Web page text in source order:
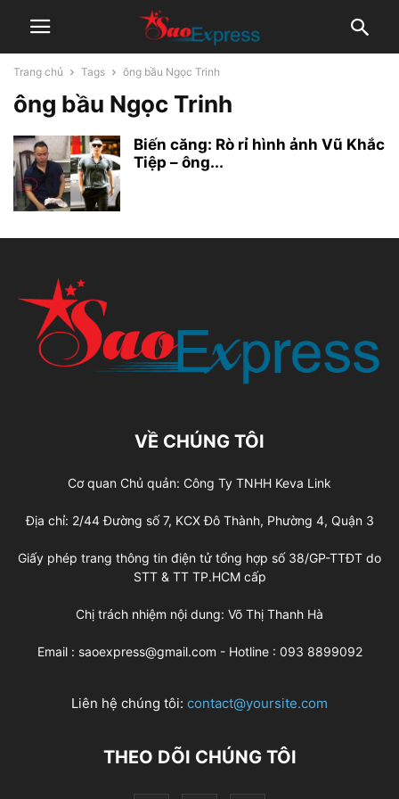
Trang chủ Tags ông bầu Ngọc Trinh
ông bầu Ngọc Trinh
Biến căng: Rò rỉ hình ảnh Vũ Khắc
Tiệp – ông...
VỀ CHÚNG TÔI
Cơ quan Chủ quản: Công Ty TNHH Keva Link
Địa chỉ: 2/44 Đường số 7, KCX Đô Thành, Phường 4, Quận 3
Giấy phép trang thông tin điện tử tổng hợp số 38/GP-TTĐT do
STT & TT TP.HCM cấp
Chị trách nhiệm nội dung: Võ Thị Thanh Hà
Email : saoexpress@gmail.com - Hotline : 093 8899092
Liên hệ chúng tôi: contact@yoursite.com
THEO DÕI CHÚNG TÔI